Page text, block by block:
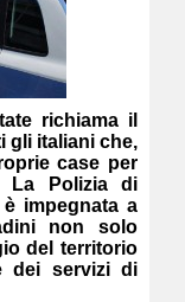
richiama il
gli italiani che,
case per
La Polizia di
impegnata a
non solo
del territorio
dei servizi di